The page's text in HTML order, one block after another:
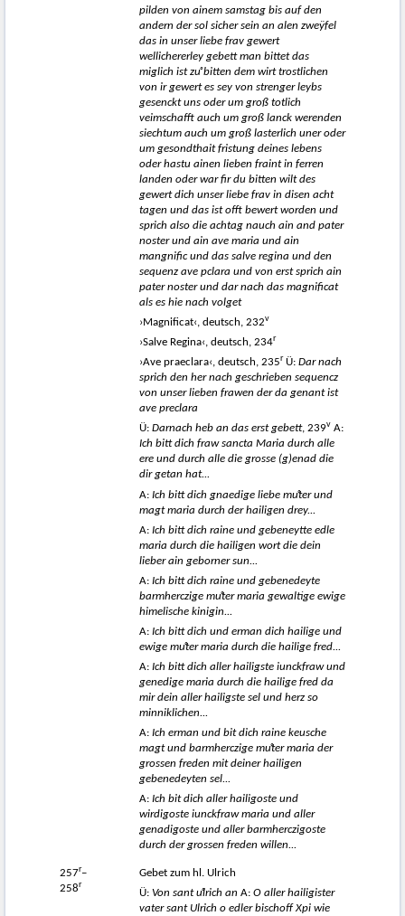
pilden von ainem samstag bis auf den
andern der sol sicher sein an alen zweÿfel
das in unser liebe frav gewert
wellichererley gebett man bittet das
miglich ist zuͦ bitten dem wirt trostlichen
von ir gewert es sey von strenger leybs
gesenckt uns oder um groß totlich
veimschafft auch um groß lanck werenden
siechtum auch um groß lasterlich uner oder
um gesondthait fristung deines lebens
oder hastu ainen lieben fraint in ferren
landen oder war fir du bitten wilt des
gewert dich unser liebe frav in disen acht
tagen und das ist offt bewert worden und
sprich also die achtag nauch ain and pater
noster und ain ave maria und ain
mangnific und das salve regina und den
sequenz ave pclara und von erst sprich ain
pater noster und dar nach das magnificat
als es hie nach volget
›Magnificat‹, deutsch, 232v
›Salve Regina‹, deutsch, 234r
›Ave praeclara‹, deutsch, 235r Ü: Dar nach
sprich den her nach geschrieben sequencz
von unser lieben frawen der da genant ist
ave preclara
Ü: Darnach heb an das erst gebett, 239v A:
Ich bitt dich fraw sancta Maria durch alle
ere und durch alle die grosse (g)enad die
dir getan hat...
A: Ich bitt dich gnaedige liebe muͦter und
magt maria durch der hailigen drey...
A: Ich bitt dich raine und gebeneytte edle
maria durch die hailigen wort die dein
lieber ain geborner sun...
A: Ich bitt dich raine und gebenedeyte
barmherczige muͦter maria gewaltige ewige
himelische kinigin...
A: Ich bitt dich und erman dich hailige und
ewige muͦter maria durch die hailige fred...
A: Ich bitt dich aller hailigste iunckfraw und
genedige maria durch die hailige fred da
mir dein aller hailigste sel und herz so
minniklichen...
A: Ich erman und bit dich raine keusche
magt und barmherczige muͦter maria der
grossen freden mit deiner hailigen
gebenedeyten sel...
A: Ich bit dich aller hailigoste und
wirdigoste iunckfraw maria und aller
genadigoste und aller barmherczigoste
durch der grossen freden willen...
257r–
258r
Gebet zum hl. Ulrich
Ü: Von sant uͦlrich an A: O aller hailigister
vater sant Ulrich o edler bischoff Xpi wie